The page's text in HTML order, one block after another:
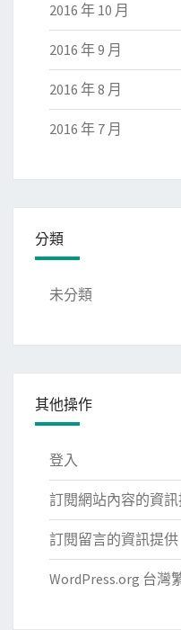
2016 年 10 月
2016 年 9 月
2016 年 8 月
2016 年 7 月
分類
未分類
其他操作
登入
訂閱網站內容的資
訂閱留言的資訊提供
WordPress.org 台灣